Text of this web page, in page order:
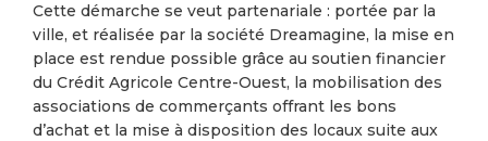
Cette démarche se veut partenariale : portée par la
ville, et réalisée par la société Dreamagine, la mise en
place est rendue possible grâce au soutien financier
du Crédit Agricole Centre-Ouest, la mobilisation des
associations de commerçants offrant les bons
d’achat et la mise à disposition des locaux suite aux